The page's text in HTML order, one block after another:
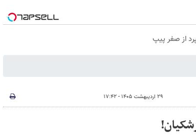
۲۹ اردیبهشت ۱۴۰۵ - ۱۷:۴۲